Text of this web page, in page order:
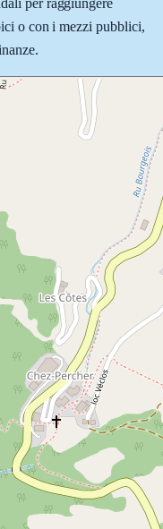
o con i mezzi pubblici,